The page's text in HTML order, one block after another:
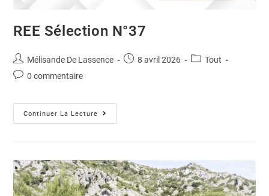
REE Sélection N°37
Mélisande De Lassence 8 avril 2026
Tout
0 commentaire
Continuer La Lecture